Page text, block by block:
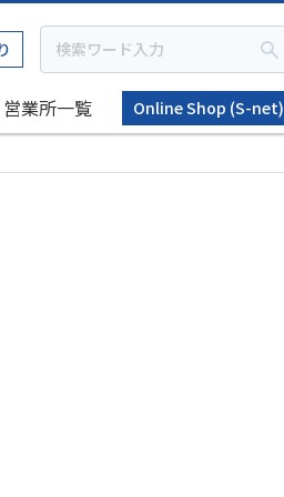
営業所一覧
Online Shop (S-net)